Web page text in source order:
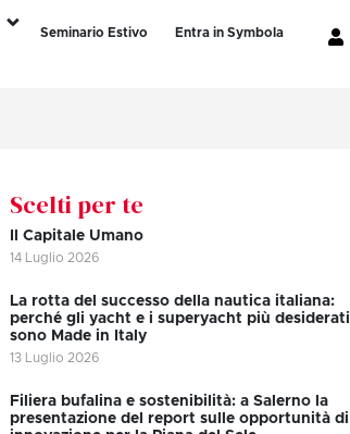
Seminario Estivo
Entra in Symbola
Scelti per te
Il Capitale Umano
14 Luglio 2026
La rotta del successo della nautica italiana:
perché gli yacht e i superyacht più desiderati
sono Made in Italy
13 Luglio 2026
Filiera bufalina e sostenibilità: a Salerno la
presentazione del report sulle opportunità di